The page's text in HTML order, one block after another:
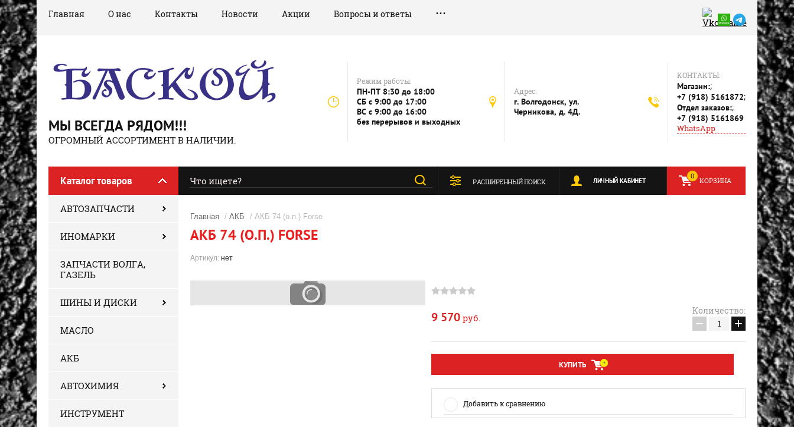
Главная О нас Контакты Новости Акции Вопросы и ответы
МЫ ВСЕГДА РЯДОМ!!!
ОГРОМНЫЙ АССОРТИМЕНТ В НАЛИЧИИ.
Режим работы:
ПН-ПТ 8:30 до 18:00
СБ c 9:00 до 17:00
ВС c 9:00 до 16:00
без перерывов и выходных
Адрес:
г. Волгодонск, ул.
Черникова, д. 4Д.
КОНТАКТЫ:
Магазин:;
+7 (918) 5161872;
Отдел заказов:;
+7 (918) 5161869
WhatsApp
Каталог товаров КОРЗИНА
0
ЛИЧНЫЙ КАБИНЕТ
РАСШИРЕННЫЙ ПОИСК
АВТОЗАПЧАСТИ
ИНОМАРКИ
ЗАПЧАСТИ ВОЛГА,
ГАЗЕЛЬ
ШИНЫ И ДИСКИ
МАСЛО
АКБ
АВТОХИМИЯ
ИНСТРУМЕНТ
Главная / АКБ / АКБ 74 (о.п.) Forse
АКБ 74 (О.П.) FORSE
Артикул: нет
9 570 руб.
Количество:
− +
КУПИТЬ
Добавить к сравнению